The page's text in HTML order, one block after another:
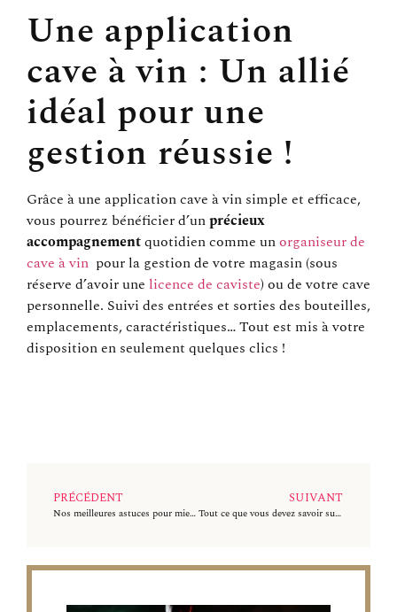
Une application
cave à vin : Un allié
idéal pour une
gestion réussie !
Grâce à une application cave à vin simple et efficace,
vous pourrez bénéficier d’unprécieux
accompagnementquotidien comme unorganiseur de
cave à vin pour la gestion de votre magasin (sous
réserve d’avoir une licence de caviste) ou de votre cave
personnelle. Suivi des entrées et sorties des bouteilles,
emplacements, caractéristiques… Tout est mis à votre
disposition en seulement quelques clics !
PRÉCÉDENT
Nos meilleures astuces pour mieux organiser sa cave à vin
SUIVANT
Tout ce que vous devez savoir sur les carafes à vin